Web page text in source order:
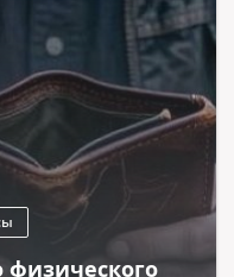
физического